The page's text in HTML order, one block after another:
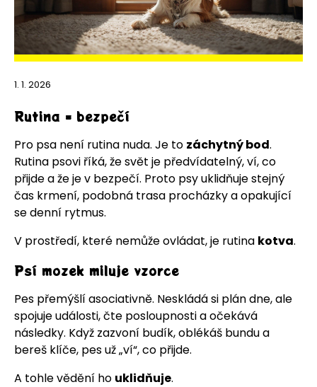
1. 1. 2026
Rutina = bezpečí
Pro psa není rutina nuda. Je to záchytný bod.
Rutina psovi říká, že svět je předvídatelný, ví, co
přijde a že je v bezpečí. Proto psy uklidňuje stejný
čas krmení, podobná trasa procházky a opakující
se denní rytmus.
V prostředí, které nemůže ovládat, je rutina kotva.
Psí mozek miluje vzorce
Pes přemýšlí asociativně. Neskládá si plán dne, ale
spojuje události, čte posloupnosti a očekává
následky. Když zazvoní budík, oblékáš bundu a
bereš klíče, pes už „ví“, co přijde.
A tohle vědění ho uklidňuje.